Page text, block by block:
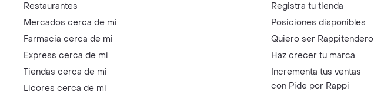
Restaurantes
Mercados cerca de mi
Farmacia cerca de mi
Express cerca de mi
Tiendas cerca de mi
Licores cerca de mi
Registra tu tienda
Posiciones disponibles
Quiero ser Rappitendero
Haz crecer tu marca
Incrementa tus ventas
con Pide por Rappi